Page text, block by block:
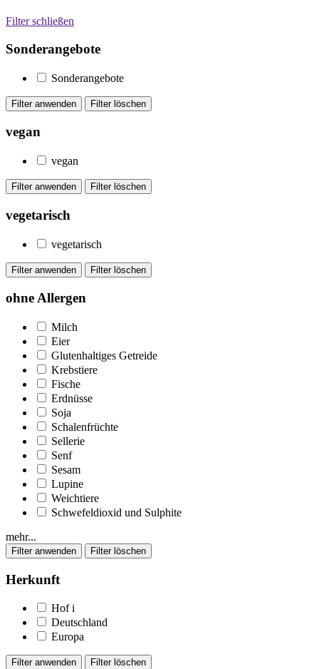
Filter schließen
Sonderangebote
Sonderangebote
vegan
vegan
vegetarisch
vegetarisch
ohne Allergen
Milch
Eier
Glutenhaltiges Getreide
Krebstiere
Fische
Erdnüsse
Soja
Schalenfrüchte
Sellerie
Senf
Sesam
Lupine
Weichtiere
Schwefeldioxid und Sulphite
mehr...
Herkunft
Hof i
Deutschland
Europa